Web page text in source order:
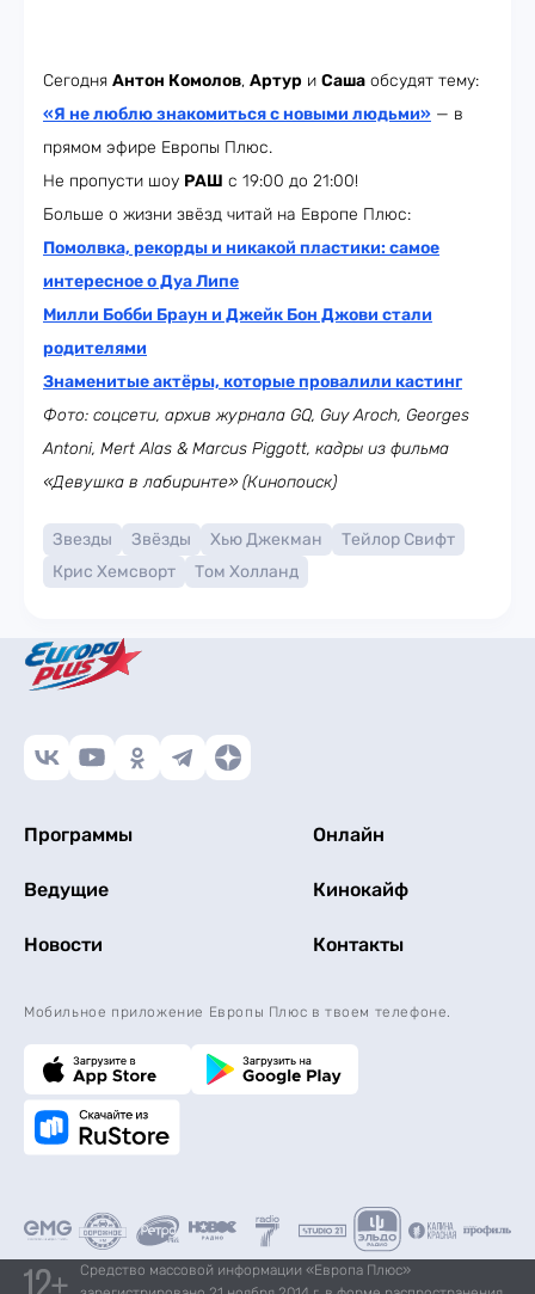
Сегодня Антон Комолов, Артур и Саша обсудят тему:
«Я не люблю знакомиться с новыми людьми» — в
прямом эфире Европы Плюс.
Не пропусти шоу РАШ с 19:00 до 21:00!
Больше о жизни звёзд читай на Европе Плюс:
Помолвка, рекорды и никакой пластики: самое
интересное о Дуа Липе
Милли Бобби Браун и Джейк Бон Джови стали
родителями
Знаменитые актёры, которые провалили кастинг
Фото: соцсети, архив журнала GQ, Guy Aroch, Georges
Antoni, Mert Alas & Marcus Piggott, кадры из фильма
«Девушка в лабиринте» (Кинопоиск)
Звезды Звёзды Хью Джекман
Тейлор Свифт
Крис Хемсворт
Том Холланд
Программы Онлайн
Ведущие Кинокайф
Новости Контакты
Мобильное приложение Европы Плюс в твоем телефоне.
Средство массовой информации «Европа Плюс»